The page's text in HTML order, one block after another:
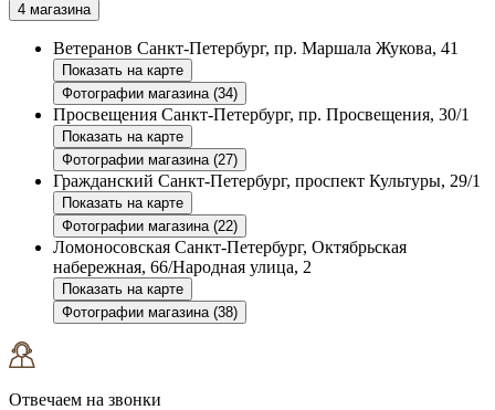
4 магазина
Ветеранов Санкт-Петербург, пр. Маршала Жукова, 41
Показать на карте
Фотографии магазина (34)
Просвещения Санкт-Петербург, пр. Просвещения, 30/1
Показать на карте
Фотографии магазина (27)
Гражданский Санкт-Петербург, проспект Культуры, 29/1
Показать на карте
Фотографии магазина (22)
Ломоносовская Санкт-Петербург, Октябрьская
набережная, 66/Народная улица, 2
Показать на карте
Фотографии магазина (38)
Отвечаем на звонки